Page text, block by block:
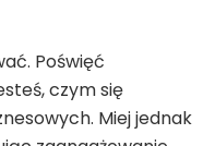
Poświęć
czym się
Miej jednak